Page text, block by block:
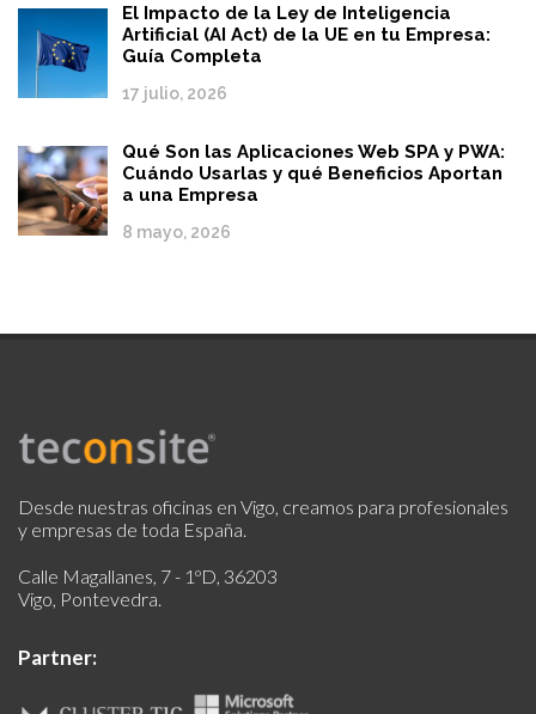
El Impacto de la Ley de Inteligencia
Artificial (AI Act) de la UE en tu Empresa:
Guía Completa
17 julio, 2026
Qué Son las Aplicaciones Web SPA y PWA:
Cuándo Usarlas y qué Beneficios Aportan
a una Empresa
8 mayo, 2026
Desde nuestras oficinas en Vigo, creamos para profesionales
y empresas de toda España.
Calle Magallanes, 7 - 1ºD, 36203
Vigo, Pontevedra.
Partner: